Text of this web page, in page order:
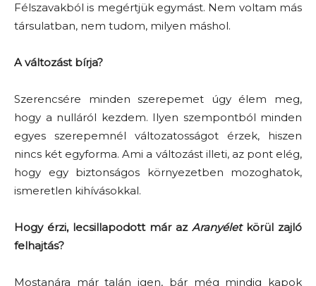
Félszavakból is megértjük egymást. Nem voltam más
társulatban, nem tudom, milyen máshol.
A változást bírja?
Szerencsére minden szerepemet úgy élem meg,
hogy a nulláról kezdem. Ilyen szempontból minden
egyes szerepemnél változatosságot érzek, hiszen
nincs két egyforma. Ami a változást illeti, az pont elég,
hogy egy biztonságos környezetben mozoghatok,
ismeretlen kihívásokkal.
Hogy érzi, lecsillapodott már az Aranyélet körül zajló
felhajtás?
Mostanára már talán igen, bár még mindig kapok